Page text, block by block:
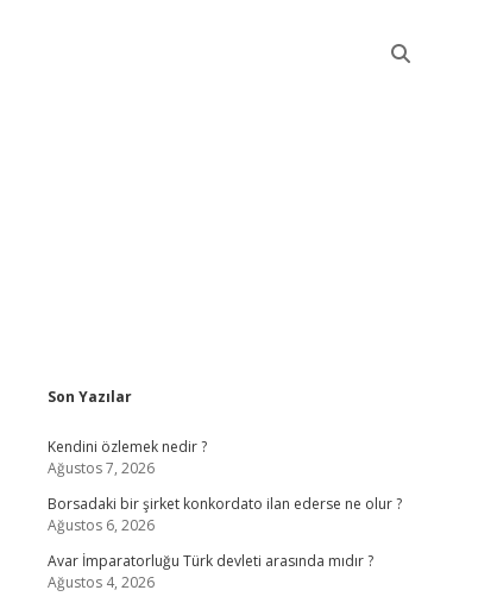
Sidebar
Son Yazılar
Kendini özlemek nedir ?
Ağustos 7, 2026
Borsadaki bir şirket konkordato ilan ederse ne olur ?
Ağustos 6, 2026
Avar İmparatorluğu Türk devleti arasında mıdır ?
Ağustos 4, 2026